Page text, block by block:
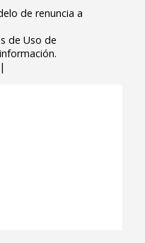
de renuncia a
de Uso de
|